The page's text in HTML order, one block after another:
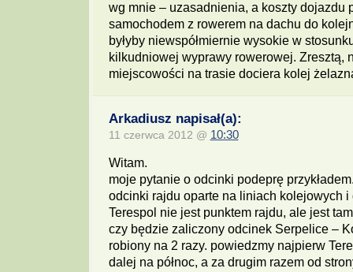
wg mnie – uzasadnienia, a koszty dojazdu
samochodem z rowerem na dachu do
byłyby niewspółmiernie wysokie w
kilkudniowej wyprawy rowerowej. Zresztą,
miejscowości na trasie dociera kolej
Arkadiusz napisał(a):
11 czerwca 2012 @ 10:30
Witam.
moje pytanie o odcinki podeprę
odcinki rajdu oparte na liniach kolejowych i
Terespol nie jest punktem rajdu, ale jest
czy będzie zaliczony odcinek Serpelice –
robiony na 2 razy. powiedzmy najpierw
dalej na północ, a za drugim razem od